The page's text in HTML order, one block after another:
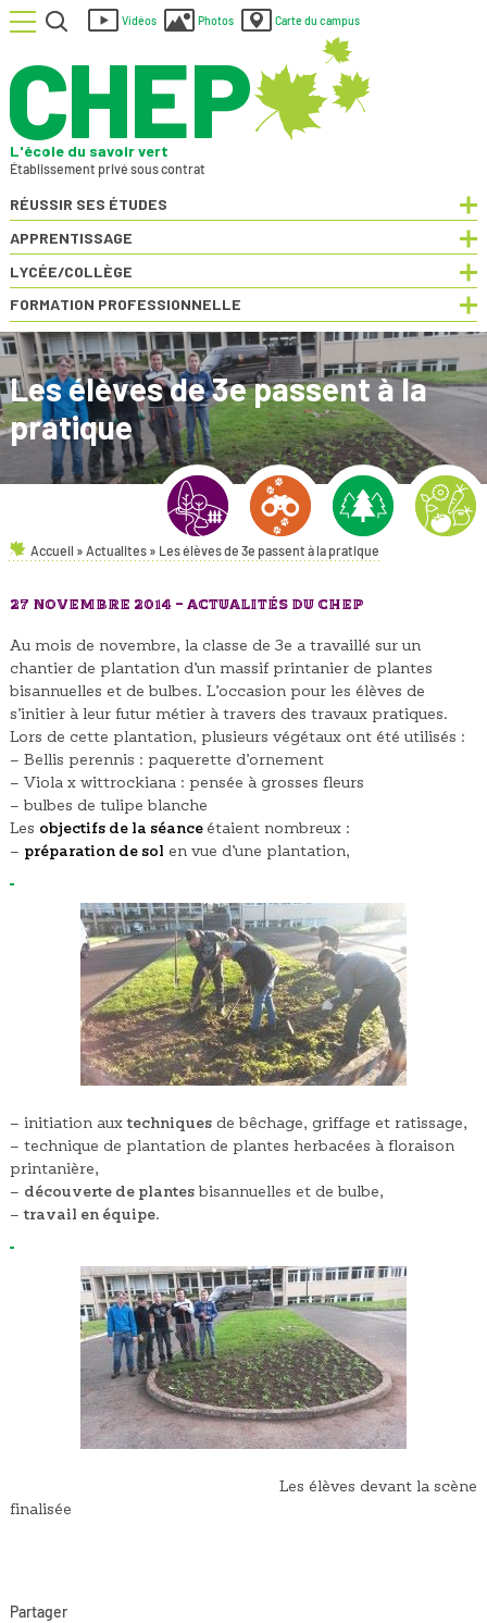
Menu Rechercher
Vidéos Photos Carte du campus
L'école du savoir vert
Établissement privé sous contrat
RÉUSSIR SES ÉTUDES
APPRENTISSAGE
LYCÉE/COLLÈGE
FORMATION PROFESSIONNELLE
Les élèves de 3e passent à la
pratique
AMÉNAGEMENTS PAYSAGERS
NATURE & ENVIRONNEMENT
FORÊT
Accueil »Actualites » Les élèves de 3e passent à la pratique
27 NOVEMBRE 2014 - ACTUALITÉS DU CHEP
Au mois de novembre, la classe de 3e a travaillé sur un
chantier de plantation d’un massif printanier de plantes
bisannuelles et de bulbes. L’occasion pour les élèves de
s’initier à leur futur métier à travers des travaux pratiques.
Lors de cette plantation, plusieurs végétaux ont été utilisés :
– Bellis perennis : paquerette d’ornement
– Viola x wittrockiana : pensée à grosses fleurs
– bulbes de tulipe blanche
Les objectifs de la séanceétaient nombreux :
– préparation de sol en vue d’une plantation,
– initiation auxtechniquesde bêchage, griffage et ratissage,
– technique de plantation de plantes herbacées à floraison
printanière,
– découverte de plantesbisannuelles et de bulbe,
–travail en équipe.
Les élèves devant la scène
finalisée
Partager